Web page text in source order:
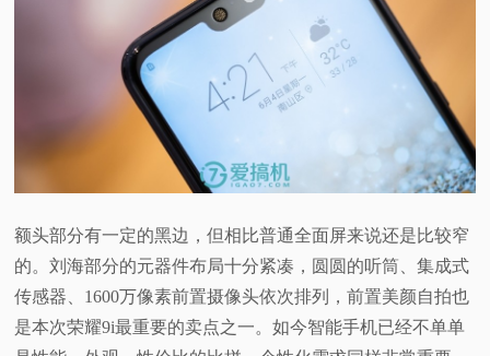
额头部分有一定的黑边，但相比普通全面屏来说还是比较窄
的。刘海部分的元器件布局十分紧凑，圆圆的听筒、集成式
传感器、1600万像素前置摄像头依次排列，前置美颜自拍也
是本次荣耀9i最重要的卖点之一。如今智能手机已经不单单